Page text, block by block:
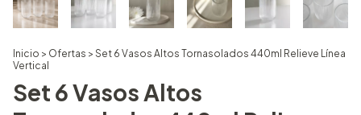
Inicio > Ofertas > Set 6 Vasos Altos Tornasolados 440ml Relieve Línea
Vertical
Set 6 Vasos Altos